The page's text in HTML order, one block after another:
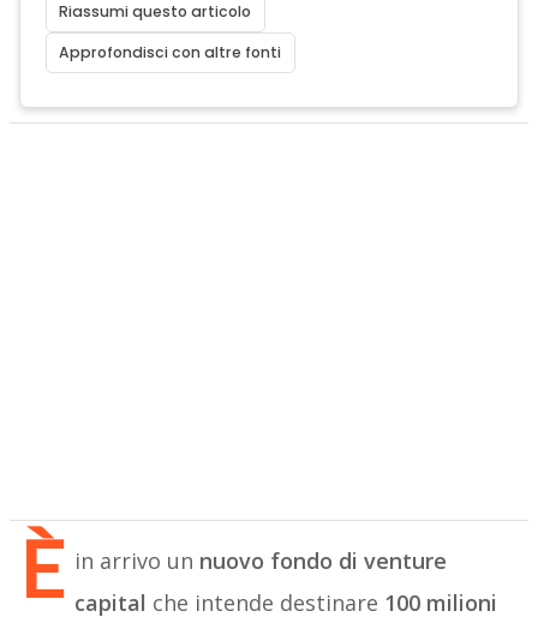
Riassumi questo articolo
Approfondisci con altre fonti
È in arrivo un nuovo fondo di venture
capital che intende destinare 100 milioni